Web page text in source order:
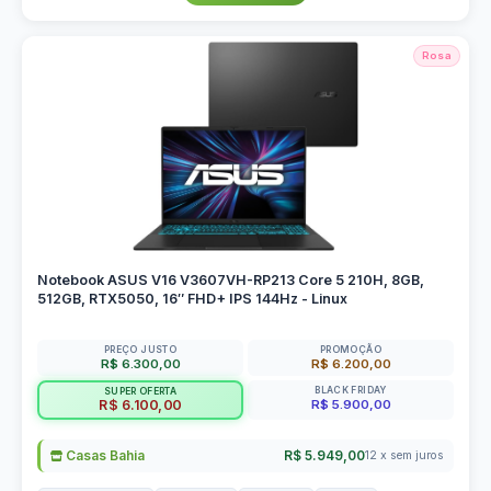
Rosa
Notebook ASUS V16 V3607VH-RP213 Core 5 210H, 8GB,
512GB, RTX5050, 16″ FHD+ IPS 144Hz - Linux
PREÇO JUSTO
R$ 6.300,00
PROMOÇÃO
R$ 6.200,00
SUPER OFERTA
R$ 6.100,00
BLACK FRIDAY
R$ 5.900,00
Casas Bahia R$ 5.949,0012 x sem juros